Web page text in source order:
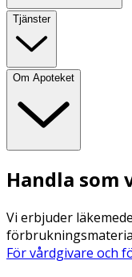
Tjänster
Om Apoteket
Handla som
Vi erbjuder
För vårdgivare och